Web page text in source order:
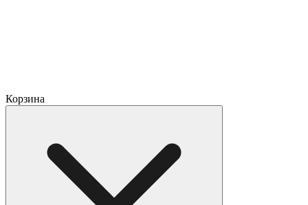
Корзина